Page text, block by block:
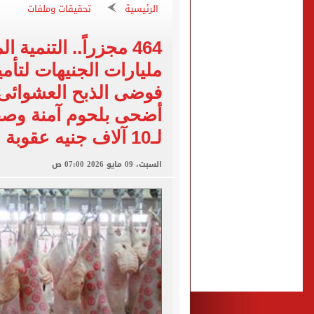
خلاف مالي.. قاتل
النيابة تعاين مسرح
الداخلية تكشف ملابسات
منافسة قوية بين أصوات 5 محافظات في سباق «دولة التلاوة» بالإسماعيلية
الرئيسية تحقيقات وملفات
464 مجزراً.. التنمية
مليارات الجنيهات
فوضى الذبح العشوائى
أضحى بلحوم آمنة
لـ10 آلاف جنيه عقوبة للمخالفين
السبت، 09 مايو 2026 07:00 ص